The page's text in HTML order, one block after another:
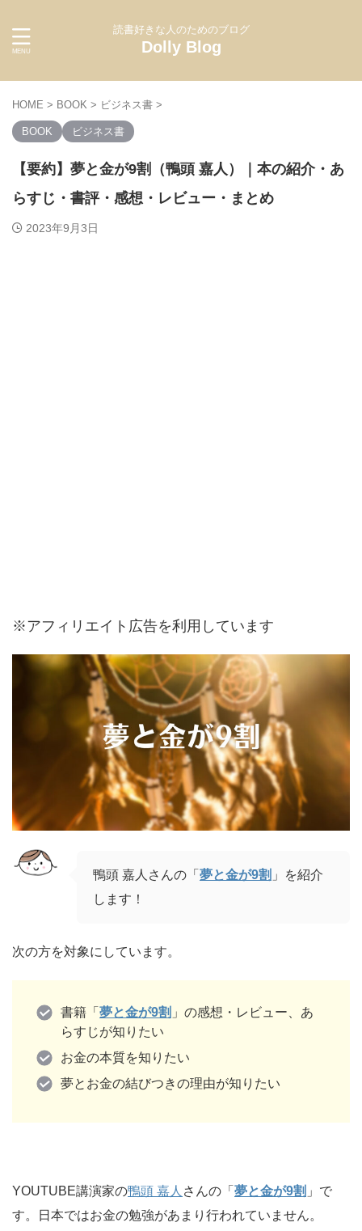
読書好きな人のためのブログ
Dolly Blog
HOME > BOOK > ビジネス書 >
BOOK ビジネス書
【要約】夢と金が9割（鴨頭 嘉人）｜本の紹介・あ
らすじ・書評・感想・レビュー・まとめ
2023年9月3日
※アフィリエイト広告を利用しています
鴨頭 嘉人さんの「 夢と金が9割 」を紹介
します！
次の方を対象にしています。
書籍「 夢と金が9割 」の感想・レビュー、あ
らすじが知りたい
お金の本質を知りたい
夢とお金の結びつきの理由が知りたい
YOUTUBE講演家の鴨頭 嘉人 さんの「 夢と金が9割 」で
す。日本ではお金の勉強があまり行われていません。